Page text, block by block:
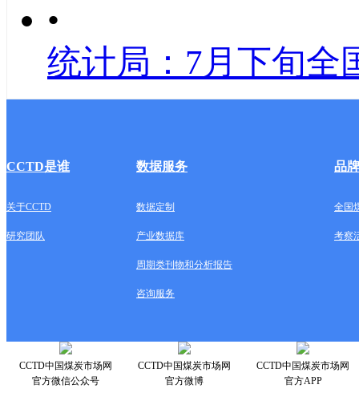
•
统计局：7月下旬全
CCTD是谁 数据服务 品
关于CCTD 数据定制 全国
研究团队 产业数据库 考察
周期类刊物和分析报告
咨询服务
CCTD中国煤炭市场网
官方微信公众号
CCTD中国煤炭市场网
官方微博
CCTD中国煤炭市场网
官方APP